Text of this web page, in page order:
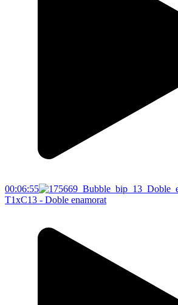
00:06:55
T1xC13 - Doble enamorat